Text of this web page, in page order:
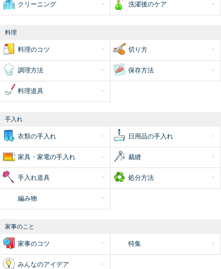
クリーニング 洗濯後のケア
料理
料理のコツ 切り方
調理方法 保存方法
料理道具
手入れ
衣類の手入れ 日用品の手入れ
家具・家電の手入れ 裁縫
手入れ道具 処分方法
編み物
家事のこと
家事のコツ 特集
みんなのアイデア